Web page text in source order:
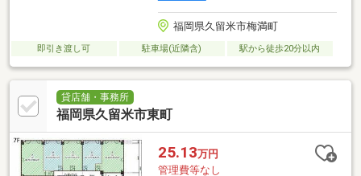
福岡県久留米市梅満町
即引き渡し可 駐車場(近隣含) 駅から徒歩20分以内
貸店舗・事務所
福岡県久留米市東町
25.13万円
管理費等なし